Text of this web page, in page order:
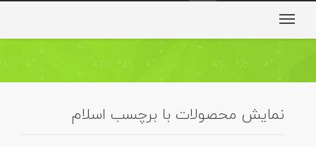
نمایش محصولات با برچسب اسلام